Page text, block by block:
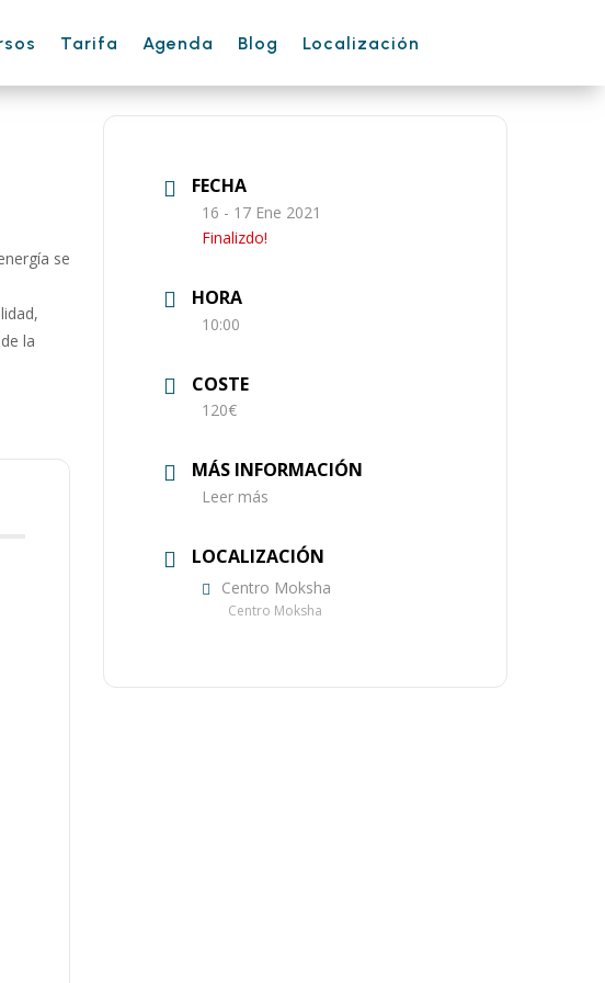
Tarifa Agenda Blog Localización
se
la
FECHA
16 - 17 Ene 2021
Finalizdo!
HORA
10:00
COSTE
120€
MÁS INFORMACIÓN
Leer más
LOCALIZACIÓN
Centro Moksha
Centro Moksha